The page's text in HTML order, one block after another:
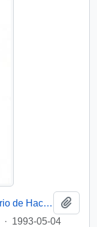
[Petición de dictar decreto al Ministerio de Hacienda]
· 1993-05-04